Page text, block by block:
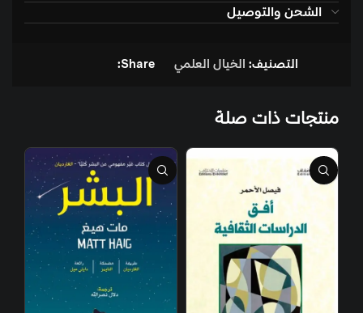
الشحن والتوصيل
التصنيف: الخيال العلمي Share:
منتجات ذات صلة